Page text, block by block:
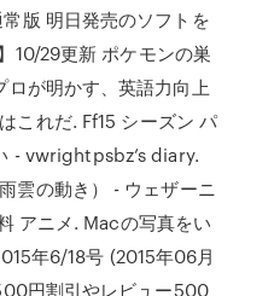
版 明日発売のソフトを
10/29更新 ポケモンの巣
ロが明かす、英語力向上
これだ. Ff15 シーズン パ
- vwrightpsbz’s diary.
雲の動き） - ウェザーニ
アニメ. Macの写真をい
年6/18号 (2015年06月
円割引やレビュー500